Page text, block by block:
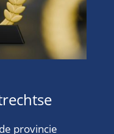
provincie